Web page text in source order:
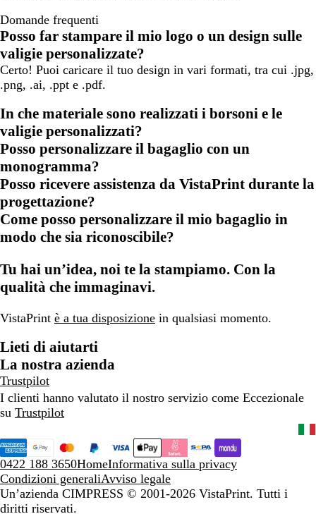
Domande frequenti
Posso far stampare il mio logo o un design sulle
valigie personalizzate?
Certo! Puoi caricare il tuo design in vari formati, tra cui .jpg,
.png, .ai, .ppt e .pdf.
In che materiale sono realizzati i borsoni e le
valigie personalizzati?
Posso personalizzare il bagaglio con un
monogramma?
Posso ricevere assistenza da VistaPrint durante la
progettazione?
Come posso personalizzare il mio bagaglio in
modo che sia riconoscibile?
Tu hai un’idea, noi te la stampiamo. Con la
qualità che immaginavi.
VistaPrint è a tua disposizione in qualsiasi momento.
Lieti di aiutarti
La nostra azienda
Trustpilot
I clienti hanno valutato il nostro servizio come Eccezionale
su Trustpilot
0422 188 3650HomeInformativa sulla privacy
Condizioni generaliAvviso legale
Un’azienda CIMPRESS © 2001-2026 VistaPrint. Tutti i
diritti riservati.